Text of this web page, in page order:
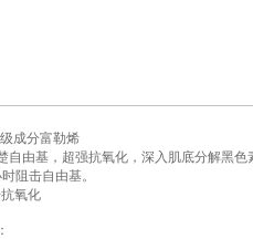
成分富勒烯
自由基，超强抗氧化，深入肌底分解黑色
阻击自由基。
氧化